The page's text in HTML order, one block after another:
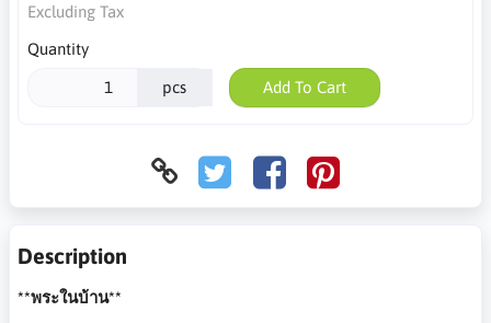
Excluding Tax
Quantity
pcs Add To Cart
Description
**พระในบ้าน**